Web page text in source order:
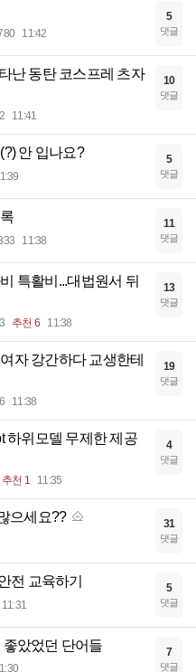
11:42
5
댓글
난 동탄 코스프레 츠자
11:41
10
댓글
안 입나요? 5
댓글
11:38
11
댓글
특활비...대법원서 뒤
추천 6 11:38
13
댓글
자 강간하다 교생한테
11:38
19
댓글
하위모델 무제한 제공
추천 1 11:35
4
댓글
으세요?? 31
댓글
전 교육하기
11:31
5
댓글
았었던 단어들 7
댓글